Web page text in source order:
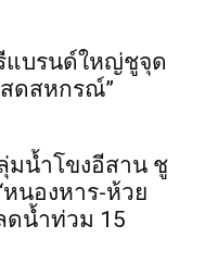
รีแบรนด์ใหญ่ชูจุด
ดสหกรณ์”
น้ำโขงอีสาน ชู
นองหาร-ห้วย
ดน้ำท่วม 15